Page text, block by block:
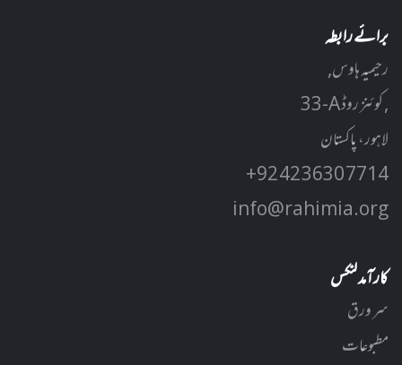
برائے رابطہ
رحیمیہ ہاوس,
33-A کوئنز روڈ ,
لاہور، پاکستان
+92 42 3630 7714
info@rahimia.org
کارآمد لنکس
سر ورق
مطبوعات